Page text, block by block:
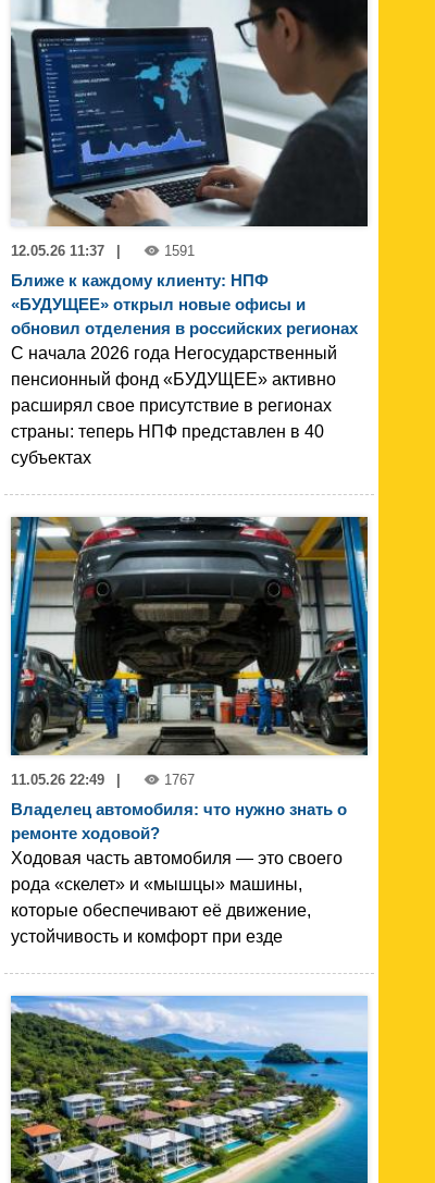
12.05.26 11:37 1591
Ближе к каждому клиенту: НПФ
«БУДУЩЕЕ» открыл новые офисы и
обновил отделения в российских регионах
С начала 2026 года Негосударственный
пенсионный фонд «БУДУЩЕЕ» активно
расширял свое присутствие в регионах
страны: теперь НПФ представлен в 40
субъектах
11.05.26 22:49 | 1767
Владелец автомобиля: что нужно знать о
ремонте ходовой?
Ходовая часть автомобиля — это своего
рода «скелет» и «мышцы» машины,
которые обеспечивают её движение,
устойчивость и комфорт при езде